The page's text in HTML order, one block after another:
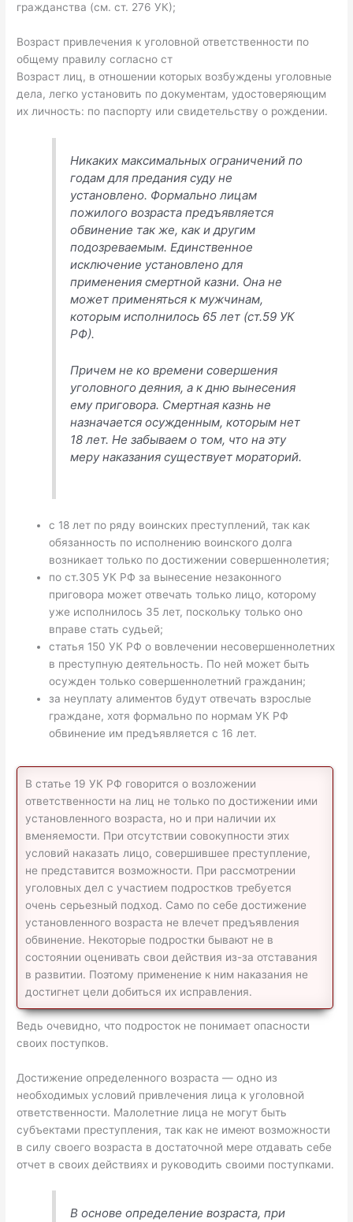
гражданства (см. ст. 276 УК);
Возраст привлечения к уголовной ответственности по
общему правилу согласно ст
Возраст лиц, в отношении которых возбуждены уголовные
дела, легко установить по документам, удостоверяющим
их личность: по паспорту или свидетельству о рождении.
Никаких максимальных ограничений по
годам для предания суду не
установлено. Формально лицам
пожилого возраста предъявляется
обвинение так же, как и другим
подозреваемым. Единственное
исключение установлено для
применения смертной казни. Она не
может применяться к мужчинам,
которым исполнилось 65 лет (ст.59 УК
РФ).
Причем не ко времени совершения
уголовного деяния, а к дню вынесения
ему приговора. Смертная казнь не
назначается осужденным, которым нет
18 лет. Не забываем о том, что на эту
меру наказания существует мораторий.
с 18 лет по ряду воинских преступлений, так как
обязанность по исполнению воинского долга
возникает только по достижении совершеннолетия;
по ст.305 УК РФ за вынесение незаконного
приговора может отвечать только лицо, которому
уже исполнилось 35 лет, поскольку только оно
вправе стать судьей;
статья 150 УК РФ о вовлечении несовершеннолетних
в преступную деятельность. По ней может быть
осужден только совершеннолетний гражданин;
за неуплату алиментов будут отвечать взрослые
граждане, хотя формально по нормам УК РФ
обвинение им предъявляется с 16 лет.
В статье 19 УК РФ говорится о возложении
ответственности на лиц не только по достижении ими
установленного возраста, но и при наличии их
вменяемости. При отсутствии совокупности этих
условий наказать лицо, совершившее преступление,
не представится возможности. При рассмотрении
уголовных дел с участием подростков требуется
очень серьезный подход. Само по себе достижение
установленного возраста не влечет предъявления
обвинение. Некоторые подростки бывают не в
состоянии оценивать свои действия из-за отставания
в развитии. Поэтому применение к ним наказания не
достигнет цели добиться их исправления.
Ведь очевидно, что подросток не понимает опасности
своих поступков.
Достижение определенного возраста — одно из
необходимых условий привлечения лица к уголовной
ответственности. Малолетние лица не могут быть
субъектами преступления, так как не имеют возможности
в силу своего возраста в достаточной мере отдавать себе
отчет в своих действиях и руководить своими поступками.
В основе определение возраста, при